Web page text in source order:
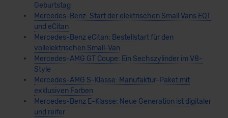
Geburtstag
Mercedes-Benz: Start der elektrischen Small Vans EQT
und eCitan
Mercedes-Benz eCitan: Bestellstart für den
vollelektrischen Small-Van
Mercedes-AMG GT Coupe: Ein Sechszylinder im V8-
Style
Mercedes-AMG S-Klasse: Manufaktur-Paket mit
exklusiven Farben
Mercedes-Benz E-Klasse: Neue Generation ist digitaler
und reifer